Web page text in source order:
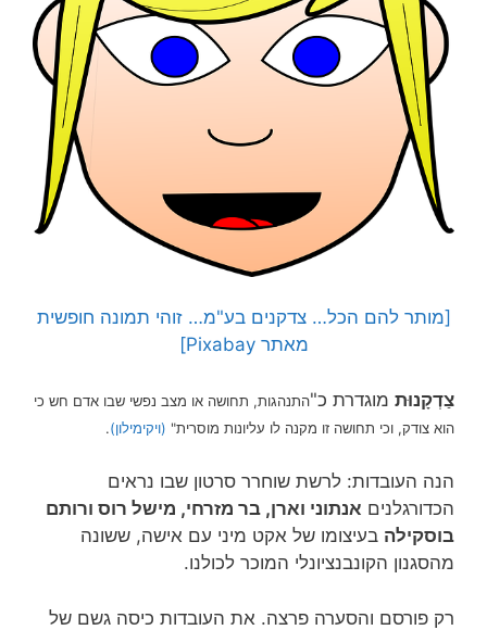
[מותר להם הכל… צדקנים בע"מ… זוהי תמונה חופשית
מאתר Pixabay]
צַדְקָנוּת מוגדרת כ"התנהגות, תחושה או מצב נפשי שבו אדם חש כי
הוא צודק, וכי תחושה זו מקנה לו עליונות מוסרית" (ויקימילון).
הנה העובדות: לרשת שוחרר סרטון שבו נראים
הכדורגלנים אנתוני וארן, בר מזרחי, מישל רוס ורותם
בוסקילה בעיצומו של אקט מיני עם אישה, ששונה
מהסגנון הקונבנציונלי המוכר לכולנו.
רק פורסם והסערה פרצה. את העובדות כיסה גשם של